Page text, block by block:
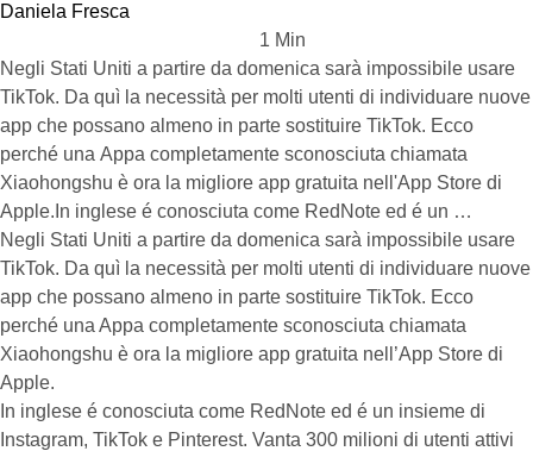
Daniela Fresca
1 Min
Negli Stati Uniti a partire da domenica sarà impossibile usare
TikTok. Da quì la necessità per molti utenti di individuare nuove
app che possano almeno in parte sostituire TikTok. Ecco
perché una Appa completamente sconosciuta chiamata
Xiaohongshu è ora la migliore app gratuita nell'App Store di
Apple.In inglese é conosciuta come RedNote ed é un …
Negli Stati Uniti a partire da domenica sarà impossibile usare
TikTok. Da quì la necessità per molti utenti di individuare nuove
app che possano almeno in parte sostituire TikTok. Ecco
perché una Appa completamente sconosciuta chiamata
Xiaohongshu è ora la migliore app gratuita nell’App Store di
Apple.
In inglese é conosciuta come RedNote ed é un insieme di
Instagram, TikTok e Pinterest. Vanta 300 milioni di utenti attivi